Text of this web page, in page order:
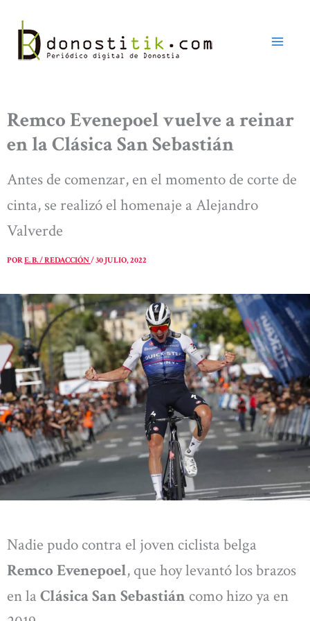
contenido
Remco Evenepoel vuelve a reinar
en la Clásica San Sebastián
Antes de comenzar, en el momento de corte de
cinta, se realizó el homenaje a Alejandro
Valverde
PORE. B. / REDACCIÓN/30 JULIO, 2022
Nadie pudo contra el joven ciclista belga
Remco Evenepoel, que hoy levantó los brazos
en la Clásica San Sebastián como hizo ya en